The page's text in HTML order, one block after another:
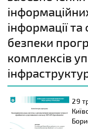
інформації
безпеки
комплексів
29